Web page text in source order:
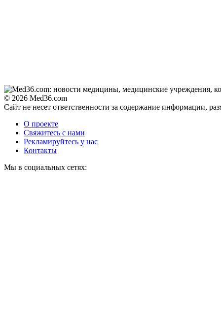
© 2026 Med36.com
Сайт не несет ответственности за содержание информации,
О проекте
Свяжитесь с нами
Рекламируйтесь у нас
Контакты
Мы в социальных сетях: